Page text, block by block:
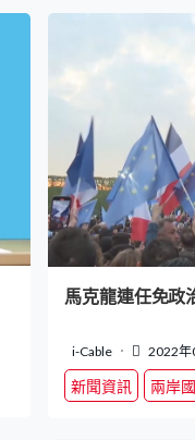
馬克龍連任免
i-Cable 2022年
新聞資訊 兩岸